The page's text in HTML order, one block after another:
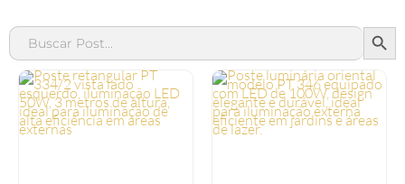
Search
for: